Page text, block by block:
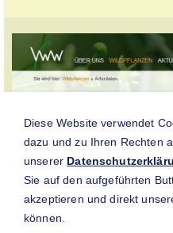
Diese Website verwendet
dazu und zu Ihren Rechten
unserer
Sie auf den aufgeführten
akzeptieren und direkt
können.